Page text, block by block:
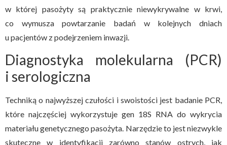
w której pasożyty są praktycznie niewykrywalne w krwi,
co wymusza powtarzanie badań w kolejnych dniach
u pacjentów z podejrzeniem inwazji.
Diagnostyka molekularna (PCR)
i serologiczna
Techniką o najwyższej czułości i swoistości jest badanie PCR,
które najczęściej wykorzystuje gen 18S RNA do wykrycia
materiału genetycznego pasożyta. Narzędzie to jest niezwykle
skuteczne w identyfikacji zarówno stanów ostrych, jak